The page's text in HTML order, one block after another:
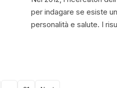
per indagare se esiste
personalità e salute. I